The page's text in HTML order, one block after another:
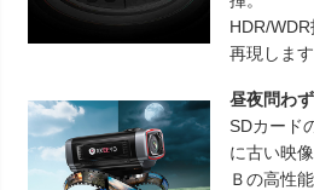
HDR/
再現します
昼夜問わ
SDカード
に古い映
Ｂの高性